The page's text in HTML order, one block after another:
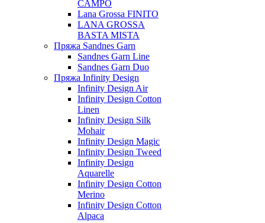
CAMPO
Lana Grossa FINITO
LANA GROSSA
BASTA MISTA
Пряжа Sandnes Garn
Sandnes Garn Line
Sandnes Garn Duo
Пряжа Infinity Design
Infinity Design Air
Infinity Design Cotton
Linen
Infinity Design Silk
Mohair
Infinity Design Magic
Infinity Design Tweed
Infinity Design
Aquarelle
Infinity Design Cotton
Merino
Infinity Design Cotton
Alpaca